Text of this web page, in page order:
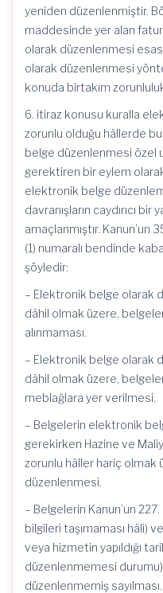
yeniden düzenlenmiştir.
maddesinde yer alan
olarak düzenlenmesi
olarak düzenlenmesi
konuda birtakım
6. itiraz konusu kuralla
zorunlu olduğu hâllerde
belge düzenlenmesi özel
gerektiren bir eylem
elektronik belge
davranışların caydırıcı bir
amaçlanmıştır. Kanun’un
(1) numaralı bendinde
şöyledir:
– Elektronik belge olarak
dâhil olmak üzere,
alınmaması.
– Elektronik belge olarak
dâhil olmak üzere,
meblağlara yer verilmesi.
– Belgelerin elektronik
gerekirken Hazine ve
zorunlu hâller hariç olmak
düzenlenmesi.
– Belgelerin Kanun’un
bilgileri taşımaması hâli)
veya hizmetin yapıldığı
düzenlenmemesi
düzenlenmemiş sayılması.